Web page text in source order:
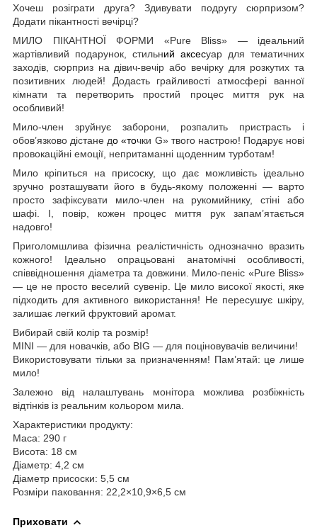
Хочеш розіграти друга? Здивувати подругу сюрпризом?
Додати пікантності вечірці?
МИЛО ПІКАНТНОЇ ФОРМИ «Pure Bliss» — ідеальний
жартівливий подарунок, стильний аксесуар для тематичних
заходів, сюрприз на дівич-вечір або вечірку для розкутих та
позитивних людей! Додасть грайливості атмосфері ванної
кімнати та перетворить простий процес миття рук на
особливий!
Мило-член зруйнує заборони, розпалить пристрасть і
обов’язково дістане до «точки G» твого настрою! Подарує нові
провокаційні емоції, непритаманні щоденним турботам!
Мило кріпиться на присоску, що дає можливість ідеально
зручно розташувати його в будь-якому положенні — варто
просто зафіксувати мило-член на рукомийнику, стіні або
шафі. І, повір, кожен процес миття рук запам’ятається
надовго!
Приголомшлива фізична реалістичність однозначно вразить
кожного! Ідеально опрацьовані анатомічні особливості,
співвідношення діаметра та довжини. Мило-пеніс «Pure Bliss»
— це не просто веселий сувенір. Це мило високої якості, яке
підходить для активного використання! Не пересушує шкіру,
залишає легкий фруктовий аромат.
Вибирай свій колір та розмір!
MINI — для новачків, або BIG — для поціновувачів величини!
Використовувати тільки за призначенням! Пам’ятай: це лише
мило!
Залежно від налаштувань монітора можлива розбіжність
відтінків із реальним кольором мила.
Характеристики продукту:
Маса: 290 г
Висота: 18 см
Діаметр: 4,2 см
Діаметр присоски: 5,5 см
Розміри паковання: 22,2×10,9×6,5 см
Приховати